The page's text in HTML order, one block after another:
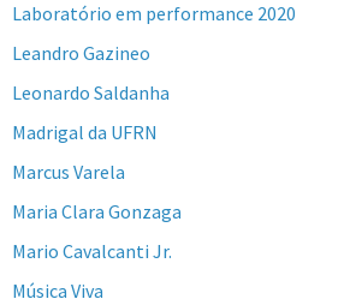
Laboratório em performance 2020
Leandro Gazineo
Leonardo Saldanha
Madrigal da UFRN
Marcus Varela
Maria Clara Gonzaga
Mario Cavalcanti Jr.
Música Viva